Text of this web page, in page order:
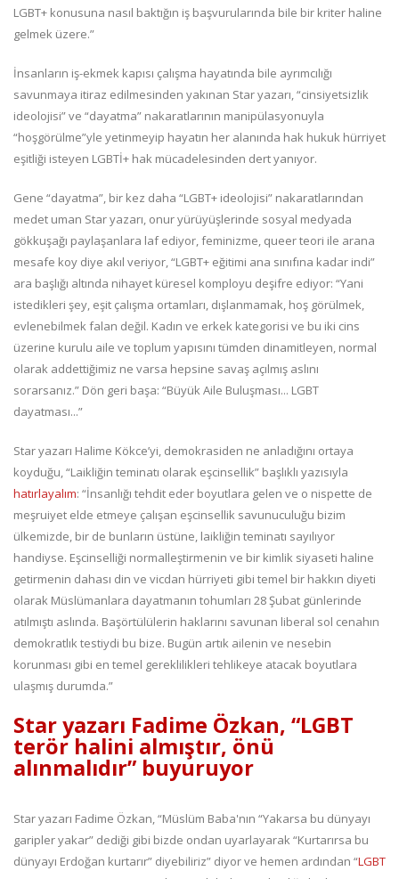
LGBT+ konusuna nasıl baktığın iş başvurularında bile bir kriter haline
gelmek üzere.”
İnsanların iş-ekmek kapısı çalışma hayatında bile ayrımcılığı
savunmaya itiraz edilmesinden yakınan Star yazarı, “cinsiyetsizlik
ideolojisi” ve “dayatma” nakaratlarının manipülasyonuyla
“hoşgörülme”yle yetinmeyip hayatın her alanında hak hukuk hürriyet
eşitliği isteyen LGBTİ+ hak mücadelesinden dert yanıyor.
Gene “dayatma”, bir kez daha “LGBT+ ideolojisi” nakaratlarından
medet uman Star yazarı, onur yürüyüşlerinde sosyal medyada
gökkuşağı paylaşanlara laf ediyor, feminizme, queer teori ile arana
mesafe koy diye akıl veriyor, “LGBT+ eğitimi ana sınıfına kadar indi”
ara başlığı altında nihayet küresel komployu deşifre ediyor: “Yani
istedikleri şey, eşit çalışma ortamları, dışlanmamak, hoş görülmek,
evlenebilmek falan değil. Kadın ve erkek kategorisi ve bu iki cins
üzerine kurulu aile ve toplum yapısını tümden dinamitleyen, normal
olarak addettiğimiz ne varsa hepsine savaş açılmış aslını
sorarsanız.” Dön geri başa: “Büyük Aile Buluşması... LGBT
dayatması...”
Star yazarı Halime Kökce’yi, demokrasiden ne anladığını ortaya
koyduğu, “Laikliğin teminatı olarak eşcinsellik” başlıklı yazısıyla
hatırlayalım: “İnsanlığı tehdit eder boyutlara gelen ve o nispette de
meşruiyet elde etmeye çalışan eşcinsellik savunuculuğu bizim
ülkemizde, bir de bunların üstüne, laikliğin teminatı sayılıyor
handiyse. Eşcinselliği normalleştirmenin ve bir kimlik siyaseti haline
getirmenin dahası din ve vicdan hürriyeti gibi temel bir hakkın diyeti
olarak Müslümanlara dayatmanın tohumları 28 Şubat günlerinde
atılmıştı aslında. Başörtülülerin haklarını savunan liberal sol cenahın
demokratlık testiydi bu bize. Bugün artık ailenin ve nesebin
korunması gibi en temel gereklilikleri tehlikeye atacak boyutlara
ulaşmış durumda.”
Star yazarı Fadime Özkan, “LGBT
terör halini almıştır, önü
alınmalıdır” buyuruyor
Star yazarı Fadime Özkan, “Müslüm Baba'nın “Yakarsa bu dünyayı
garipler yakar” dediği gibi bizde ondan uyarlayarak “Kurtarırsa bu
dünyayı Erdoğan kurtarır” diyebiliriz” diyor ve hemen ardından “LGBT